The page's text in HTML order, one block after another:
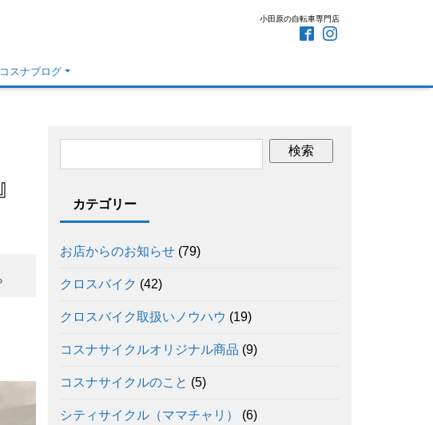
小田原の自転車専門店
コスナブログ
カテゴリー
お店からのお知らせ (79)
クロスバイク (42)
クロスバイク取扱いノウハウ (19)
コスナサイクルオリジナル商品 (9)
コスナサイクルのこと (5)
シティサイクル（ママチャリ） (6)